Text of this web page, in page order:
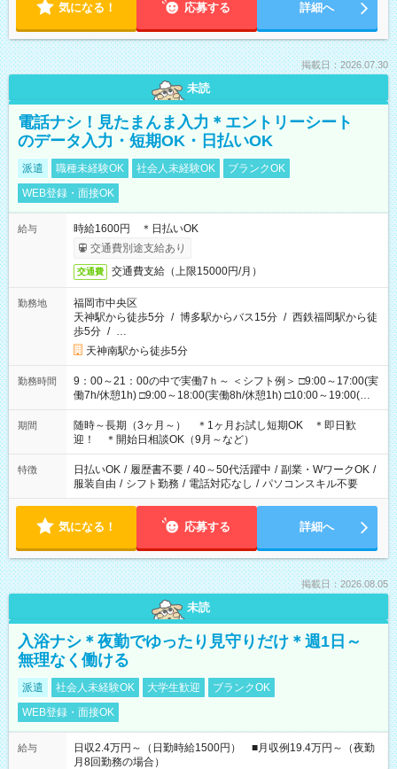
気になる！ 応募する 詳細へ
掲載日：2026.07.30
未読
電話ナシ！見たまんま入力＊エントリーシート
のデータ入力・短期OK・日払いOK
派遣 職種未経験OK 社会人未経験OK
ブランクOK
WEB登録・面接OK
給与
時給1600円 ＊日払いOK
交通費別途支給あり
交通費 交通費支給（上限15000円/月）
勤務地
福岡市中央区
天神駅から徒歩5分 / 博多駅からバス15分 / 西鉄福岡駅から徒
歩5分 / …
天神南駅から徒歩5分
勤務時間
9：00～21：00の中で実働7ｈ～ ＜シフト例＞ □9:00～17:00(実
働7h/休憩1h) □9:00～18:00(実働8h/休憩1h) □10:00～19:00(実
働8h/休憩1h) □11:00～20:00(実働8h/休憩1h) □12:00～20:00(実
働7h/休憩1h) □12:00～21:00(実働7h/休憩1h) ＊固定OK ＊選べ
る時間帯！
期間
随時～長期（3ヶ月～） ＊1ヶ月お試し短期OK ＊即日歓
迎！ ＊開始日相談OK（9月～など）
特徴 日払いOK / 履歴書不要 / 40～50代活躍中 / 副業・WワークOK /
服装自由 / シフト勤務 / 電話対応なし / パソコンスキル不要
気になる！ 応募する 詳細へ
掲載日：2026.08.05
未読
入浴ナシ＊夜勤でゆったり見守りだけ＊週1日～
無理なく働ける
派遣 社会人未経験OK 大学生歓迎
ブランクOK
WEB登録・面接OK
給与
日収2.4万円～（日勤時給1500円） ■月収例19.4万円～（夜勤
月8回勤務の場合）